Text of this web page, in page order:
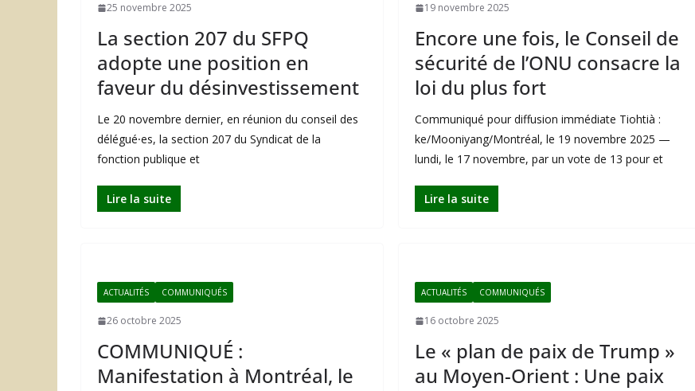
25 novembre 2025
La section 207 du SFPQ
adopte une position en
faveur du désinvestissement
Le 20 novembre dernier, en réunion du conseil des
délégué⸱es, la section 207 du Syndicat de la
fonction publique et
Lire la suite
19 novembre 2025
Encore une fois, le Conseil de
sécurité de l’ONU consacre la
loi du plus fort
Communiqué pour diffusion immédiate Tiohtià :
ke/Mooniyang/Montréal, le 19 novembre 2025 —
lundi, le 17 novembre, par un vote de 13 pour et
Lire la suite
ACTUALITÉS COMMUNIQUÉS
26 octobre 2025
COMMUNIQUÉ :
Manifestation à Montréal, le
ACTUALITÉS COMMUNIQUÉS
16 octobre 2025
Le « plan de paix de Trump »
au Moyen-Orient : Une paix